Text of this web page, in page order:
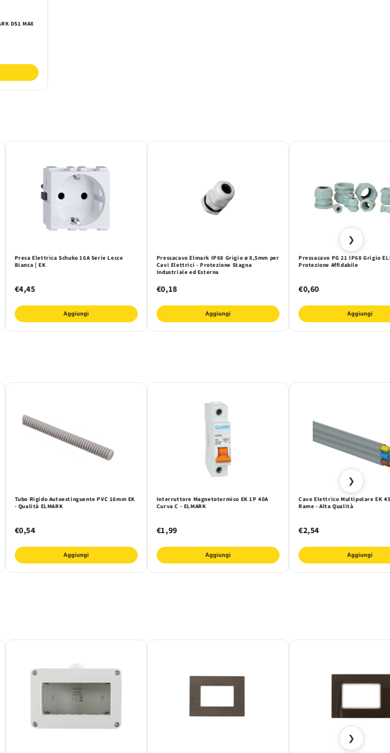
DS1 MAX
Presa Elettrica Schuko 16A Serie Lecce
Bianca | EK
€4,45
Aggiungi
Pressacavo Elmark IP68 Grigio ø 8,5mm per
Cavi Elettrici - Protezione Stagna
Industriale ed Esterna
€0,18
Aggiungi
Pressacavo PG 21 IP68 Grigio
Protezione Affidabile
€0,60
Aggiungi
❯
Tubo Rigido Autoestinguente PVC 16mm EK
- Qualità ELMARK
€0,54
Aggiungi
Interruttore Magnetotermico EK 1P 40A
Curva C - ELMARK
€1,99
Aggiungi
Cavo Elettrico Multipolare EK
Rame - Alta Qualità
€2,54
Aggiungi
❯
❯